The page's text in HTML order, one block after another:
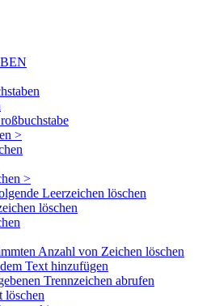
>
>
Leerzeichen löschen
löschen
Anzahl von Zeichen löschen
Text hinzufügen
Trennzeichen abrufen
löschen